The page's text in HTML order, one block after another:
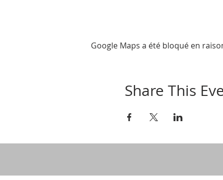
Google Maps a été bloqué en
Share This